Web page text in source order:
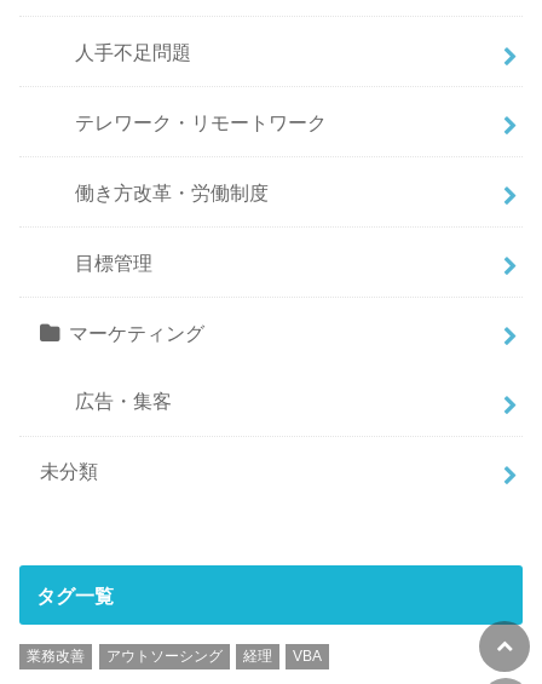
人手不足問題
テレワーク・リモートワーク
働き方改革・労働制度
目標管理
マーケティング
広告・集客
未分類
タグ一覧
業務改善 アウトソーシング 経理 VBA